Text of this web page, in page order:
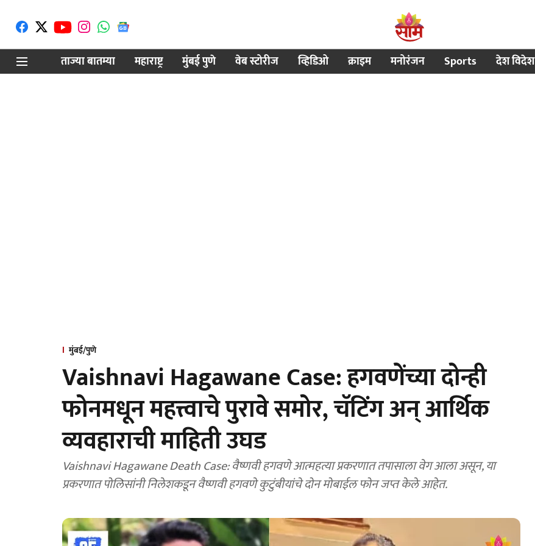
ताज्या बातम्या
महाराष्ट्र मुंबई पुणे वेब स्टोरीज व्हिडिओ क्राइम मनोरंजन Sports देश विदेश
मुंबई/पुणे
Vaishnavi Hagawane Case: हगवणेंच्या दोन्ही
फोनमधून महत्त्वाचे पुरावे समोर, चॅटिंग अन् आर्थिक
व्यवहाराची माहिती उघड
Vaishnavi Hagawane Death Case: वैष्णवी हगवणे आत्महत्या प्रकरणात तपासाला वेग आला असून, या
प्रकरणात पोलिसांनी निलेशकडून वैष्णवी हगवणे कुटुंबीयांचे दोन मोबाईल फोन जप्त केले आहेत.